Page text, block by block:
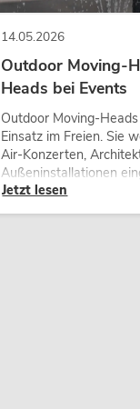
14.05.2026
Outdoor Moving-
Heads bei Events
Outdoor Moving-
Einsatz im Freien. Sie
Air-Konzerten,
Außeninstallationen
Jetzt lesen